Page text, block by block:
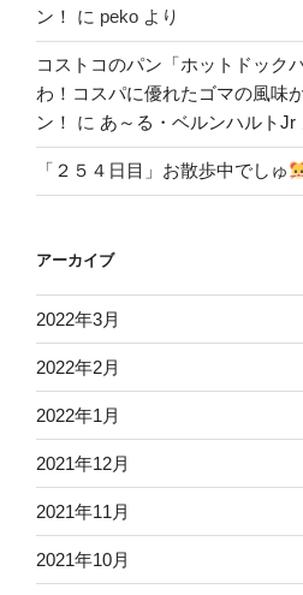
ン！
に peko より
コストコのパン「ホットドック
わ！コスパに優れたゴマの風味
ン！
に あ～る・ベルンハルトJr
「２５４日目」お散歩中でしゅ
アーカイブ
2022年3月
2022年2月
2022年1月
2021年12月
2021年11月
2021年10月